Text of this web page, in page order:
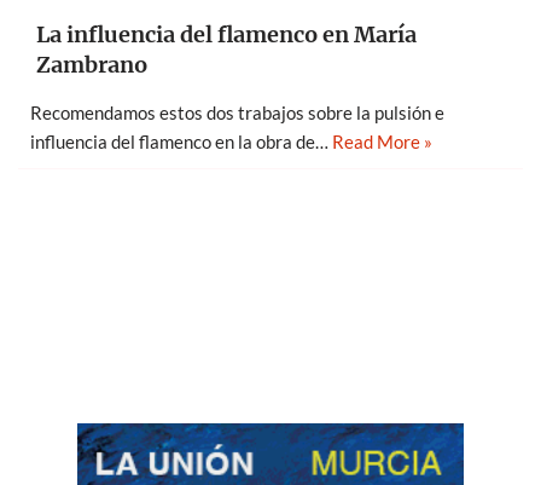
La influencia del flamenco en María
Zambrano
Recomendamos estos dos trabajos sobre la pulsión e
influencia del flamenco en la obra de… Read More »